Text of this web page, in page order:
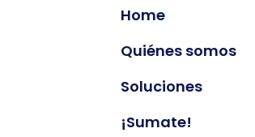
Home
Quiénes somos
Soluciones
¡Sumate!